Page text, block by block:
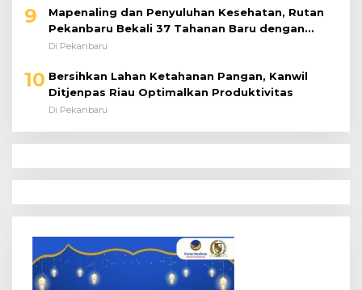
9
Mapenaling dan Penyuluhan Kesehatan, Rutan
Pekanbaru Bekali 37 Tahanan Baru dengan
Edukasi TBC, HIV, dan Bahaya Narkoba
Di Pekanbaru
10 Bersihkan Lahan Ketahanan Pangan, Kanwil
Ditjenpas Riau Optimalkan Produktivitas
Di Pekanbaru